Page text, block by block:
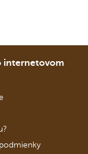
internetovom